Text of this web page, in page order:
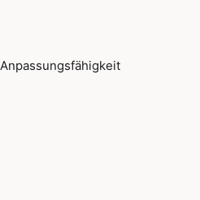
Anpassungsfähigkeit